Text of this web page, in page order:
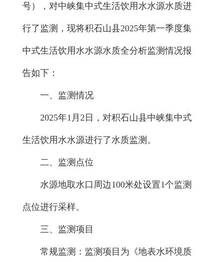
号），对中峡集中式生活饮用水水源水质进
行了监测，现将积石山县2025年第一季度集
中式生活饮用水水源水质全分析监测情况报
告如下：
一、监测情况
2025年1月2日，对积石山县中峡集中式
生活饮用水水源进行了水质监测。
二、监测点位
水源地取水口周边100米处设置1个监测
点位进行采样。
三、监测项目
常规监测：监测项目为《地表水环境质